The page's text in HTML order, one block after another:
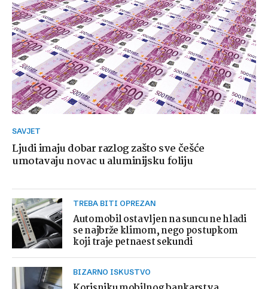
SAVJET
Ljudi imaju dobar razlog zašto sve češće
umotavaju novac u aluminijsku foliju
TREBA BITI OPREZAN
Automobil ostavljen na suncu ne hladi
se najbrže klimom, nego postupkom
koji traje petnaest sekundi
BIZARNO ISKUSTVO